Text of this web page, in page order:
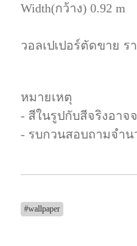
Width(กว้าง) 0.92 m
วอลเปเปอร์ตัดขาย ร
หมายเหตุ
- สีในรูปกับสีจริงอาจ
- รบกวนสอบถามจำ
#wallpaper